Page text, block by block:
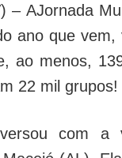
– AJornada
ano que
ao menos,
22 mil grupos!
com a